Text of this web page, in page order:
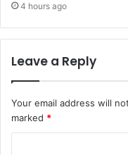
4 hours ago
Leave a Reply
Your email address will
marked *